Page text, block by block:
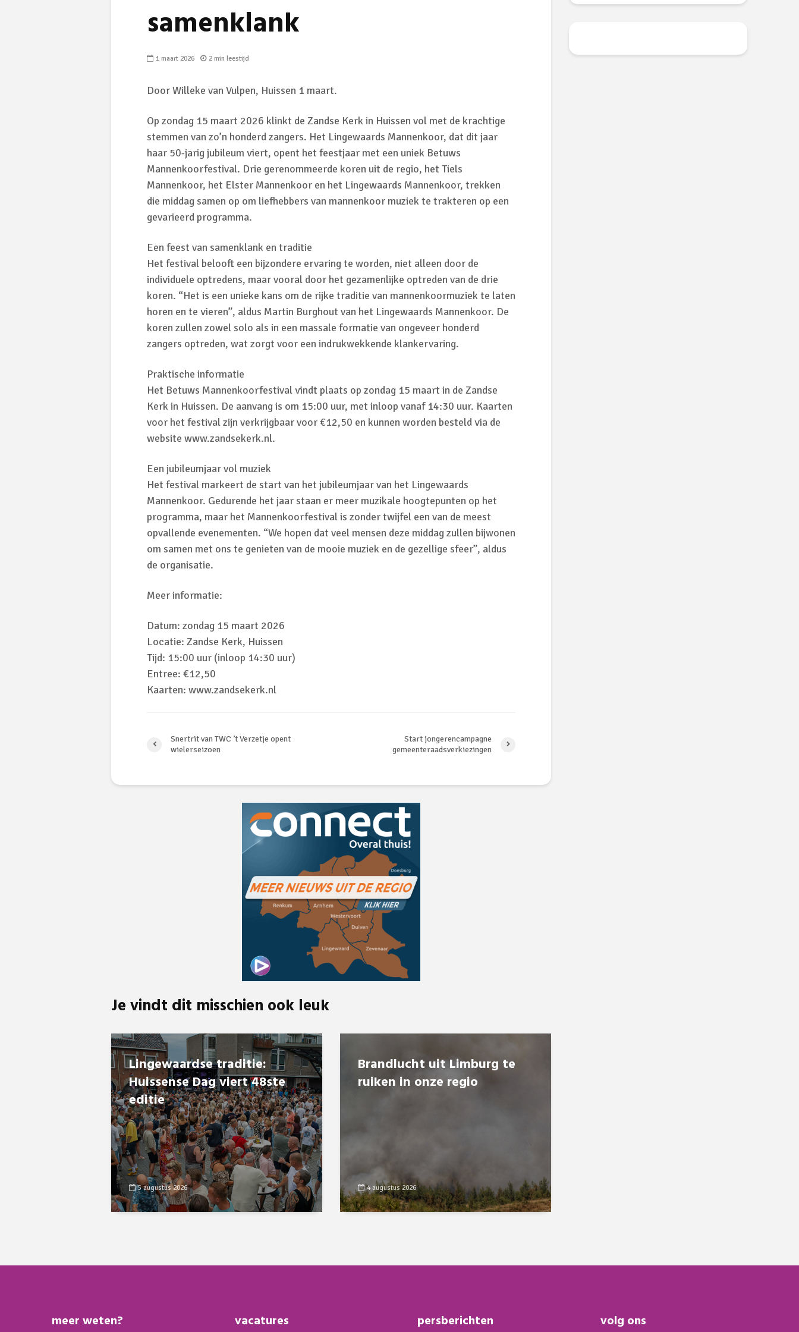
samenklank
1 maart 2026 2 min leestijd
Door Willeke van Vulpen, Huissen 1 maart.
Op zondag 15 maart 2026 klinkt de Zandse Kerk in Huissen vol met de krachtige
stemmen van zo’n honderd zangers. Het Lingewaards Mannenkoor, dat dit jaar
haar 50-jarig jubileum viert, opent het feestjaar met een uniek Betuws
Mannenkoorfestival. Drie gerenommeerde koren uit de regio, het Tiels
Mannenkoor, het Elster Mannenkoor en het Lingewaards Mannenkoor, trekken
die middag samen op om liefhebbers van mannenkoor muziek te trakteren op een
gevarieerd programma.
Een feest van samenklank en traditie
Het festival belooft een bijzondere ervaring te worden, niet alleen door de
individuele optredens, maar vooral door het gezamenlijke optreden van de drie
koren. “Het is een unieke kans om de rijke traditie van mannenkoormuziek te laten
horen en te vieren”, aldus Martin Burghout van het Lingewaards Mannenkoor. De
koren zullen zowel solo als in een massale formatie van ongeveer honderd
zangers optreden, wat zorgt voor een indrukwekkende klankervaring.
Praktische informatie
Het Betuws Mannenkoorfestival vindt plaats op zondag 15 maart in de Zandse
Kerk in Huissen. De aanvang is om 15:00 uur, met inloop vanaf 14:30 uur. Kaarten
voor het festival zijn verkrijgbaar voor €12,50 en kunnen worden besteld via de
website www.zandsekerk.nl.
Een jubileumjaar vol muziek
Het festival markeert de start van het jubileumjaar van het Lingewaards
Mannenkoor. Gedurende het jaar staan er meer muzikale hoogtepunten op het
programma, maar het Mannenkoorfestival is zonder twijfel een van de meest
opvallende evenementen. “We hopen dat veel mensen deze middag zullen bijwonen
om samen met ons te genieten van de mooie muziek en de gezellige sfeer”, aldus
de organisatie.
Meer informatie:
Datum: zondag 15 maart 2026
Locatie: Zandse Kerk, Huissen
Tijd: 15:00 uur (inloop 14:30 uur)
Entree: €12,50
Kaarten: www.zandsekerk.nl
Snertrit van TWC ’t Verzetje opent
wielerseizoen
Start jongerencampagne
gemeenteraadsverkiezingen
Je vindt dit misschien ook leuk
Lingewaardse traditie:
Huissense Dag viert 48ste
editie
5 augustus 2026
Brandlucht uit Limburg te
ruiken in onze regio
4 augustus 2026
meer weten? vacatures persberichten volg ons